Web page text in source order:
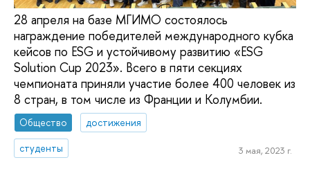
28 апреля на базе МГИМО состоялось
награждение победителей международного кубка
кейсов по ESG и устойчивому развитию «ESG
Solution Cup 2023». Всего в пяти секциях
чемпионата приняли участие более 400 человек из
8 стран, в том числе из Франции и Колумбии.
Общество
достижения
студенты
3 мая, 2023 г.